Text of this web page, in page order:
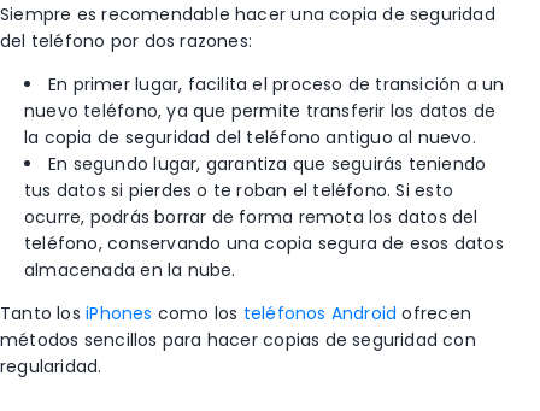
Siempre es recomendable hacer una copia de seguridad
del teléfono por dos razones:
En primer lugar, facilita el proceso de transición a un
nuevo teléfono, ya que permite transferir los datos de
la copia de seguridad del teléfono antiguo al nuevo.
En segundo lugar, garantiza que seguirás teniendo
tus datos si pierdes o te roban el teléfono. Si esto
ocurre, podrás borrar de forma remota los datos del
teléfono, conservando una copia segura de esos datos
almacenada en la nube.
TantolosiPhones como los teléfonos Android ofrecen
métodos sencillos para hacer copias de seguridad con
regularidad.